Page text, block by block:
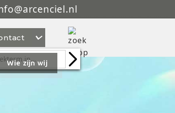

Wie zijn wij